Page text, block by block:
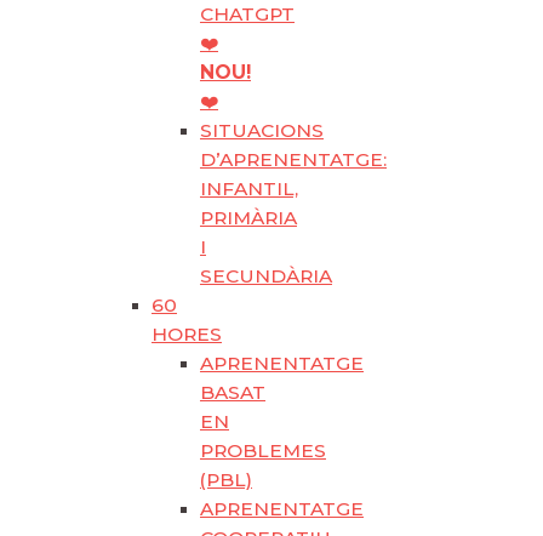
CHATGPT
❤️
NOU!
❤️
SITUACIONS
D’APRENENTATGE:
INFANTIL,
PRIMÀRIA
I
SECUNDÀRIA
60
HORES
APRENENTATGE
BASAT
EN
PROBLEMES
(PBL)
APRENENTATGE